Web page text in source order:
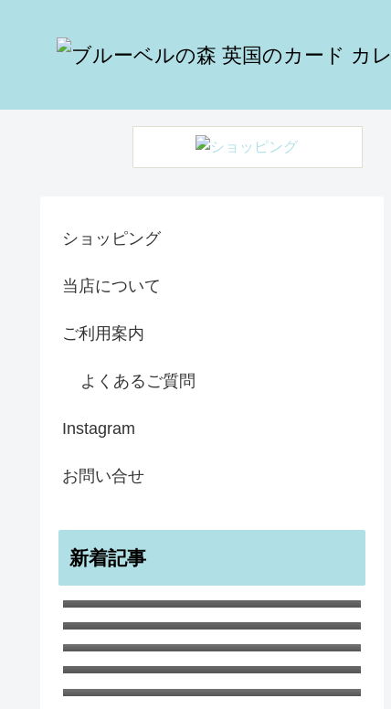
ショッピング
当店について
ご利用案内
よくあるご質問
Instagram
お問い合せ
新着記事
宇宙のような無限のすばらしきかな
幸せ ノートブック A5
ワイルド・チャイルド ポストカー
ド１０枚セット
白ひつじ マグカップ
サマー・ツリー スコットランドの
夏の風景
8月 厳しい暑さが続いています
６月のガーデンでの生命と死 ハナ
さんのブログ
イギリス海峡のチャンネル諸島のひ